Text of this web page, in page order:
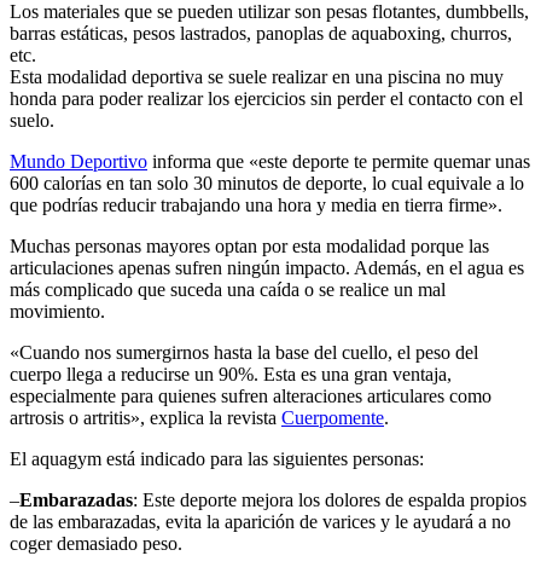
Los materiales que se pueden utilizar son pesas flotantes, dumbbells,
barras estáticas, pesos lastrados, panoplas de aquaboxing, churros,
etc.
Esta modalidad deportiva se suele realizar en una piscina no muy
honda para poder realizar los ejercicios sin perder el contacto con el
suelo.
Mundo Deportivo informa que «este deporte te permite quemar unas
600 calorías en tan solo 30 minutos de deporte, lo cual equivale a lo
que podrías reducir trabajando una hora y media en tierra firme».
Muchas personas mayores optan por esta modalidad porque las
articulaciones apenas sufren ningún impacto. Además, en el agua es
más complicado que suceda una caída o se realice un mal
movimiento.
«Cuando nos sumergirnos hasta la base del cuello, el peso del
cuerpo llega a reducirse un 90%. Esta es una gran ventaja,
especialmente para quienes sufren alteraciones articulares como
artrosis o artritis», explica la revista Cuerpomente.
El aquagym está indicado para las siguientes personas:
–Embarazadas: Este deporte mejora los dolores de espalda propios
de las embarazadas, evita la aparición de varices y le ayudará a no
coger demasiado peso.